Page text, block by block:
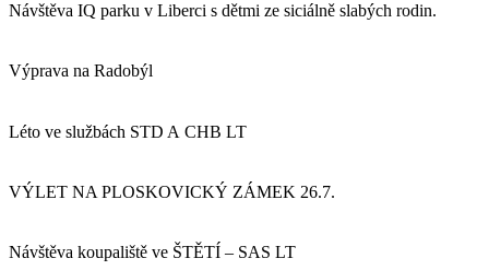
Návštěva IQ parku v Liberci s dětmi ze siciálně slabých rodin.
Výprava na Radobýl
Léto ve službách STD A CHB LT
VÝLET NA PLOSKOVICKÝ ZÁMEK 26.7.
Návštěva koupaliště ve ŠTĚTÍ – SAS LT